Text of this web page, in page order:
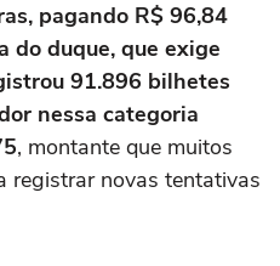
pagando R$ 96,84
do duque, que exige
91.896 bilhetes
nessa categoria
, montante que muitos
registrar novas tentativas